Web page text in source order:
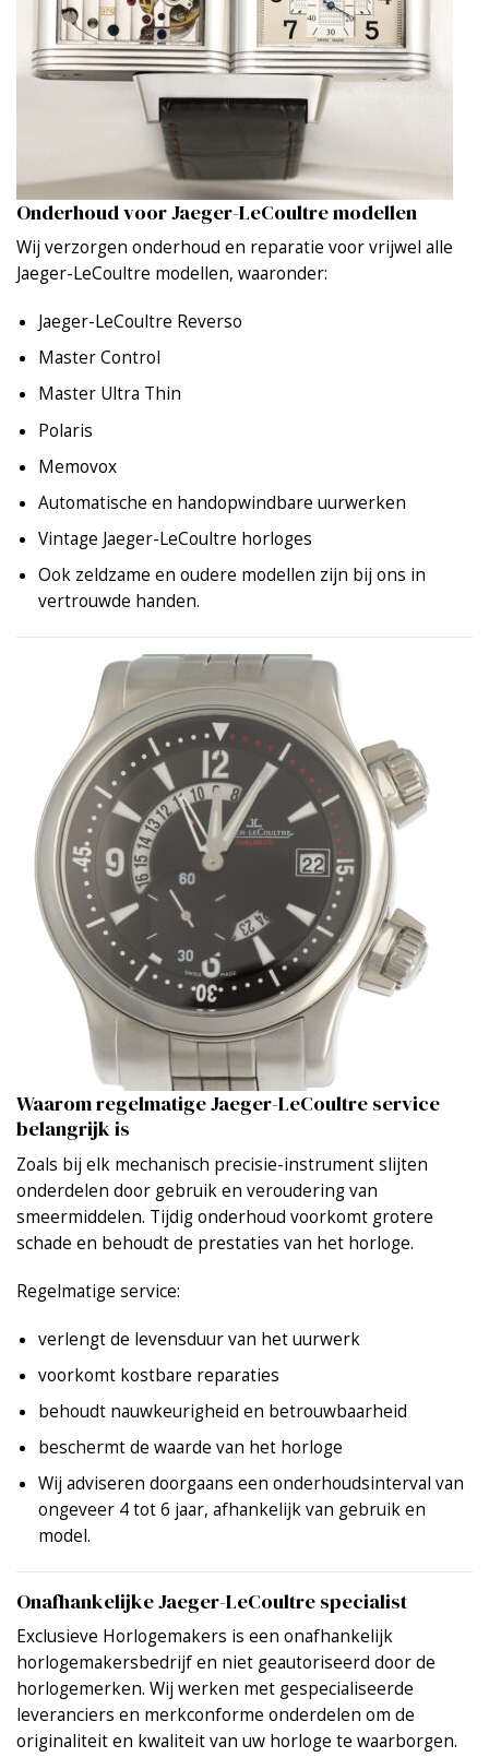
Onderhoud voor Jaeger-LeCoultre modellen
Wij verzorgen onderhoud en reparatie voor vrijwel alle
Jaeger-LeCoultre modellen, waaronder:
Jaeger-LeCoultre Reverso
Master Control
Master Ultra Thin
Polaris
Memovox
Automatische en handopwindbare uurwerken
Vintage Jaeger-LeCoultre horloges
Ook zeldzame en oudere modellen zijn bij ons in
vertrouwde handen.
Waarom regelmatige Jaeger-LeCoultre service
belangrijk is
Zoals bij elk mechanisch precisie-instrument slijten
onderdelen door gebruik en veroudering van
smeermiddelen. Tijdig onderhoud voorkomt grotere
schade en behoudt de prestaties van het horloge.
Regelmatige service:
verlengt de levensduur van het uurwerk
voorkomt kostbare reparaties
behoudt nauwkeurigheid en betrouwbaarheid
beschermt de waarde van het horloge
Wij adviseren doorgaans een onderhoudsinterval van
ongeveer 4 tot 6 jaar, afhankelijk van gebruik en
model.
Onafhankelijke Jaeger-LeCoultre specialist
Exclusieve Horlogemakers is een onafhankelijk
horlogemakersbedrijf en niet geautoriseerd door de
horlogemerken. Wij werken met gespecialiseerde
leveranciers en merkconforme onderdelen om de
originaliteit en kwaliteit van uw horloge te waarborgen.